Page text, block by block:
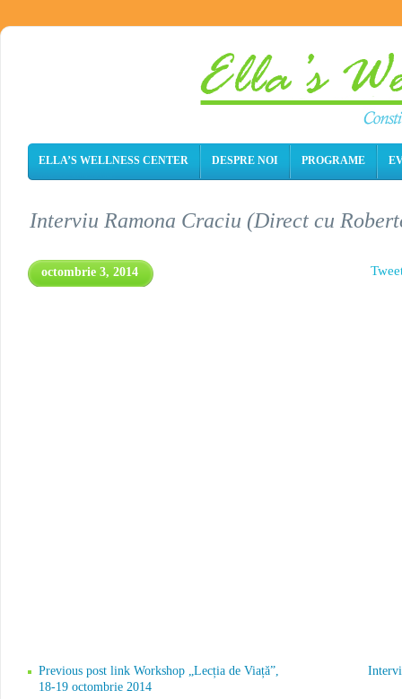
ELLA’S WELLNESS CENTER DESPRE NOI PROGRAME
Interviu Ramona Craciu (Direct cu
octombrie 3, 2014
Previous post link Workshop „Lecția de Viață”,
18-19 octombrie 2014